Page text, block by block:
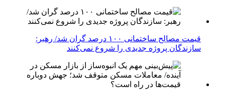
قیمت مصالح ساختمانی ۱۰۰ درصد گران شد/ رهبر:
سازندگان پروژه جدیدی را شروع نمی‌کنند